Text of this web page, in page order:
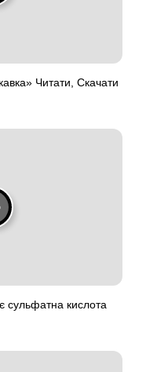
Читати, Скачати
сульфатна кислота